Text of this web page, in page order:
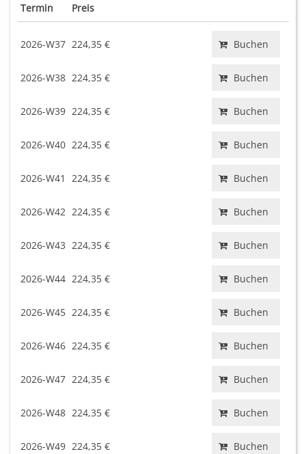
Termin Preis
2026-W37 224,35 € Buchen
2026-W38 224,35 € Buchen
2026-W39 224,35 € Buchen
2026-W40 224,35 € Buchen
2026-W41 224,35 € Buchen
2026-W42 224,35 € Buchen
2026-W43 224,35 € Buchen
2026-W44 224,35 € Buchen
2026-W45 224,35 € Buchen
2026-W46 224,35 € Buchen
2026-W47 224,35 € Buchen
2026-W48 224,35 € Buchen
2026-W49 224,35 € Buchen